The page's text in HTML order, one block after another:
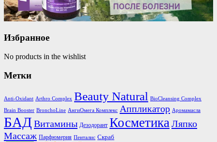
Избранное
No products in the wishlist
Метки
Anti-Oxidant Arthro Complex Beauty Natural BioCleansing Complex
Brain Booster BronchoLine АнгиОмега Комплекс Аппликатор Аромамасла
БАД Витамины Дезодорант КосметикаЛяпко
Массаж Парфюмерия Пенталис Скраб